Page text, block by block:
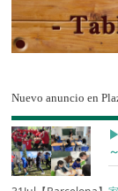
Nuevo anuncio en